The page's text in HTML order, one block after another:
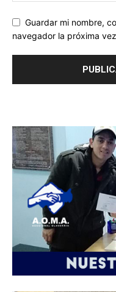
Guardar mi nombre,
navegador la próxima